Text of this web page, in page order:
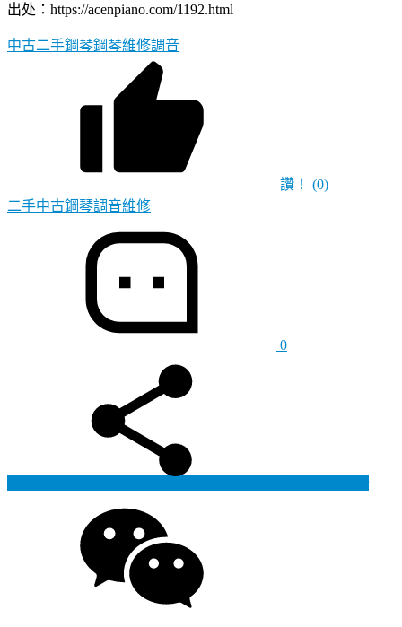
出处：https://acenpiano.com/1192.html
中古二手鋼琴鋼琴維修調音
讚！ (0)
二手中古鋼琴調音維修
0